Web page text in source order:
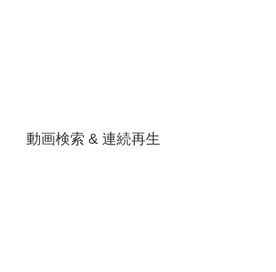
動画検索 & 連続再生